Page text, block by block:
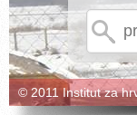
© 2011 Institut za